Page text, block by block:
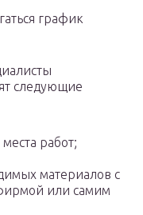
график
следующие
работ;
материалов с
или самим